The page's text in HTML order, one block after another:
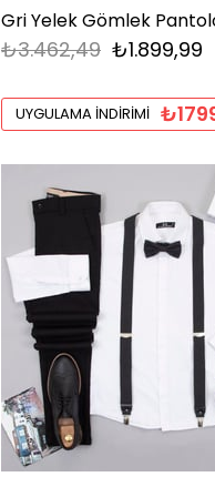
₺1.899,99
₺3.462,49
UYGULAMA İNDIRIMI